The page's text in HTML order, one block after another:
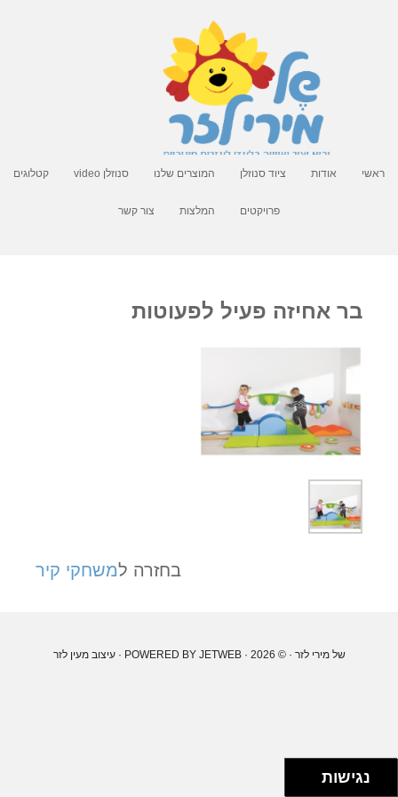
ראשי אודות ציוד סנוזלן המוצרים שלנו סנוזלן video קטלוגים
פרויקטים המלצות צור קשר
בר אחיזה פעיל לפעוטות
בחזרה למשחקי קיר
של מירי לזר · © 2026 · POWERED BY
JETWEB · עיצובמעין לזר
נגישות